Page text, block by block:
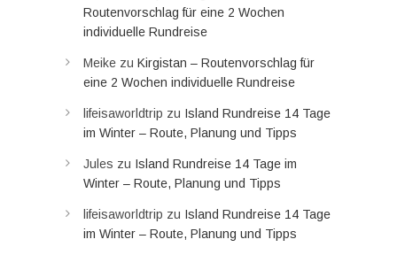
Routenvorschlag für eine 2 Wochen
individuelle Rundreise
Meike zu Kirgistan – Routenvorschlag für
eine 2 Wochen individuelle Rundreise
lifeisaworldtrip zu Island Rundreise 14 Tage
im Winter – Route, Planung und Tipps
Jules zu Island Rundreise 14 Tage im
Winter – Route, Planung und Tipps
lifeisaworldtrip zu Island Rundreise 14 Tage
im Winter – Route, Planung und Tipps